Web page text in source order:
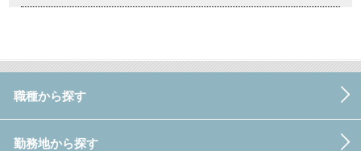
職種から探す
勤務地から探す